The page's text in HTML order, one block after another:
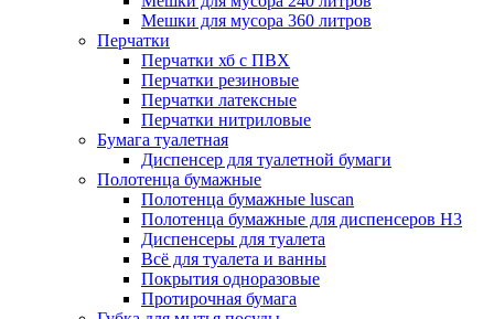
Мешки для мусора 360 литров
Перчатки
Перчатки хб с ПВХ
Перчатки резиновые
Перчатки латексные
Перчатки нитриловые
Бумага туалетная
Диспенсер для туалетной бумаги
Полотенца бумажные
Полотенца бумажные luscan
Полотенца бумажные для диспенсеров H3
Диспенсеры для туалета
Всё для туалета и ванны
Покрытия одноразовые
Протирочная бумага